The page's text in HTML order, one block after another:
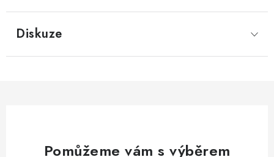
Diskuze
Pomůžeme vám s výběrem